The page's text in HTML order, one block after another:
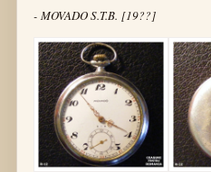
- MOVADO S.T.B. [19??]